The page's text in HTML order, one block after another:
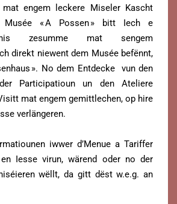
engem leckere Miseler Kascht
Musée « A Possen » bitt Iech e
zesumme mat sengem
direkt niewent dem Musée befënnt,
». No dem Entdecke vun den
Participatioun un den Ateliere
mat engem gemittlechen, op hire
verlängeren.
iwwer d’Menue a Tariffer
Iesse virun, wärend oder no der
wëllt, da gitt dëst w.e.g. an